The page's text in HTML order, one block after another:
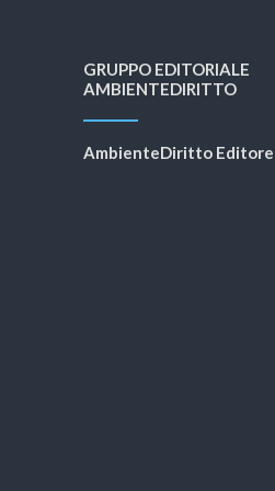
GRUPPO EDITORIALE
AMBIENTEDIRITTO
AmbienteDiritto Editore